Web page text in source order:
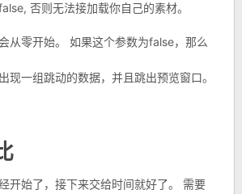
否则无法接加载你自己的素材。
从零开始。 如果这个参数为false，那么
现一组跳动的数据，并且跳出预览窗口。
开始了，接下来交给时间就好了。 需要